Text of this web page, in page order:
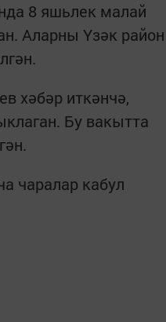
8 яшьлек малай
Аларны Үзәк район
хәбәр иткәнчә,
Бу вакытта
чаралар кабул